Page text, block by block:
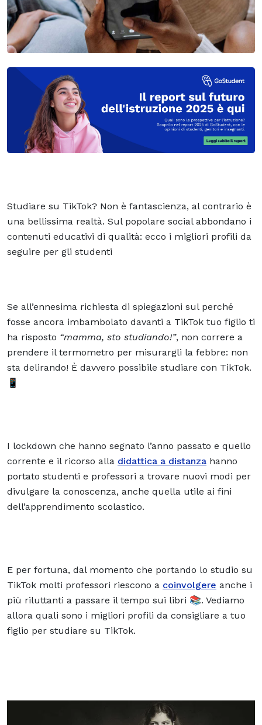
Studiare su TikTok? Non è fantascienza, al contrario è
una bellissima realtà. Sul popolare social abbondano i
contenuti educativi di qualità: ecco i migliori profili da
seguire per gli studenti
Se all’ennesima richiesta di spiegazioni sul perché
fosse ancora imbambolato davanti a TikTok tuo figlio ti
ha risposto “mamma, sto studiando!”, non correre a
prendere il termometro per misurargli la febbre: non
sta delirando! È davvero possibile studiare con TikTok.
📱
I lockdown che hanno segnato l’anno passato e quello
corrente e il ricorso alla didattica a distanza hanno
portato studenti e professori a trovare nuovi modi per
divulgare la conoscenza, anche quella utile ai fini
dell’apprendimento scolastico.
E per fortuna, dal momento che portando lo studio su
TikTok molti professori riescono a coinvolgere anche i
più riluttanti a passare il tempo sui libri 📚. Vediamo
allora quali sono i migliori profili da consigliare a tuo
figlio per studiare su TikTok.